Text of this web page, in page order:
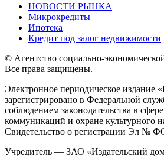
НОВОСТИ РЫНКА
Микрокредиты
Ипотека
Кредит под залог недвижимости
© Агентство социально-
Все права защищены.
Электронное периодическое издание
зарегистрировано в Федеральной
соблюдением законодательства в
коммуникаций и охране культурного
Свидетельство о регистрации Эл №
Учредитель — ЗАО «Издательский дом